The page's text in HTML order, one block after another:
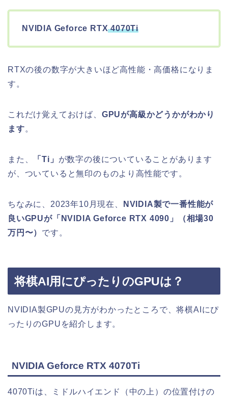
NVIDIA Geforce RTX4070Ti
RTXの後の数字が大きいほど高性能・高価格になりま
す。
これだけ覚えておけば、 GPUが高級かどうかがわかり
ます。
また、 「Ti」 が数字の後についていることがあります
が、ついていると無印のものより高性能です。
ちなみに、2023年10月現在、
NVIDIA製で一番性能が
良いGPUが「NVIDIA Geforce RTX 4090」（相場30
万円〜） です。
将棋AI用にぴったりのGPUは？
NVIDIA製GPUの見方がわかったところで、将棋AIにぴ
ったりのGPUを紹介します。
NVIDIA Geforce RTX 4070Ti
4070Tiは、ミドルハイエンド（中の上）の位置付けの